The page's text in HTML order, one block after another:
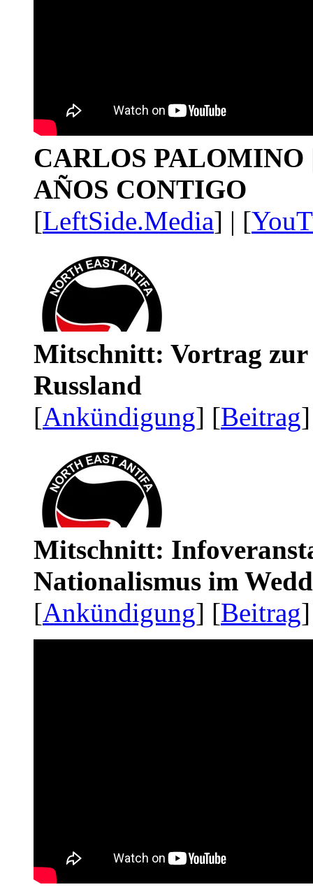
CARLOS PALOMINO
AÑOS CONTIGO
[LeftSide.Media] | [
Mitschnitt: Vortrag zur
Russland
[Ankündigung] [Beitrag
Mitschnitt:
Nationalismus im
[Ankündigung] [Beitrag